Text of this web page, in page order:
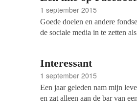
1 september 2015
Goede doelen en andere
de sociale media in te zetten
Interessant
1 september 2015
Een jaar geleden nam mijn
en zat alleen aan de bar van